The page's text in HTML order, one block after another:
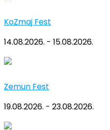
KoZmaj Fest
14.08.2026. - 15.08.2026.
Zemun Fest
19.08.2026. - 23.08.2026.